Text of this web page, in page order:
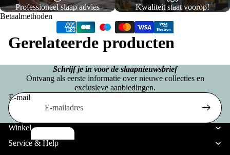
C
o
ll
e
c
ti
o
n
W
d
d
e
La
od
Twijfel
aar
Boxsp
T
e
e
T
w
ij
f
e
a
a
Professioneel slaap advies
Kwaliteit staat voorop!
Betaalmethoden
Gerelateerde producten
Schrijf je in voor de slaapnieuwsbrief
Ontvang als eerste informatie over nieuwe collecties en
exclusieve aanbiedingen.
E-mail
Winkel
Service & Help
Privacybeleid
Verzendbeleid
Terugbetalingsbeleid